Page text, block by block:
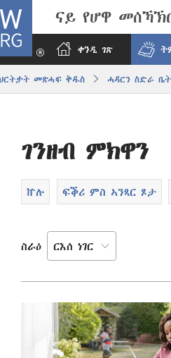
ናይ የሆዋ
ቀንዲ ገጽ
መጽሓፍ ቅዱስ ሓዳርን ስድራ
ገንዘብ ምክዋን
ኵሉ ፍቕሪ ምስ ኣንጻር ጾታ
ስራዕ